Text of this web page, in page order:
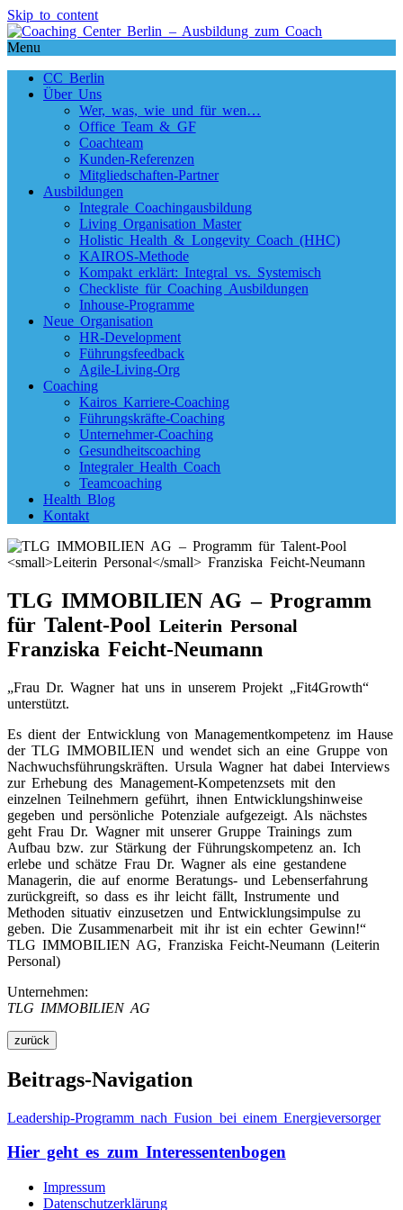
Skip to content
Menu
CC Berlin
Über Uns
Wer, was, wie und für wen…
Office Team & GF
Coachteam
Kunden-Referenzen
Mitgliedschaften-Partner
Ausbildungen
Integrale Coachingausbildung
Living Organisation Master
Holistic Health & Longevity Coach (HHC)
KAIROS-Methode
Kompakt erklärt: Integral vs. Systemisch
Checkliste für Coaching Ausbildungen
Inhouse-Programme
Neue Organisation
HR-Development
Führungsfeedback
Agile-Living-Org
Coaching
Kairos Karriere-Coaching
Führungskräfte-Coaching
Unternehmer-Coaching
Gesundheitscoaching
Integraler Health Coach
Teamcoaching
Health Blog
Kontakt
TLG IMMOBILIEN AG – Programm
für Talent-PoolLeiterin Personal
Franziska Feicht-Neumann
„Frau Dr. Wagner hat uns in unserem Projekt „Fit4Growth“
unterstützt.
Es dient der Entwicklung von Managementkompetenz im Hause
der TLG IMMOBILIEN und wendet sich an eine Gruppe von
Nachwuchsführungskräften. Ursula Wagner hat dabei Interviews
zur Erhebung des Management-Kompetenzsets mit den
einzelnen Teilnehmern geführt, ihnen Entwicklungshinweise
gegeben und persönliche Potenziale aufgezeigt. Als nächstes
geht Frau Dr. Wagner mit unserer Gruppe Trainings zum
Aufbau bzw. zur Stärkung der Führungskompetenz an. Ich
erlebe und schätze Frau Dr. Wagner als eine gestandene
Managerin, die auf enorme Beratungs- und Lebenserfahrung
zurückgreift, so dass es ihr leicht fällt, Instrumente und
Methoden situativ einzusetzen und Entwicklungsimpulse zu
geben. Die Zusammenarbeit mit ihr ist ein echter Gewinn!“
TLG IMMOBILIEN AG, Franziska Feicht-Neumann (Leiterin
Personal)
Unternehmen:
TLG IMMOBILIEN AG
Beitrags-Navigation
Leadership-Programm nach Fusion bei einem Energieversorger
Hier geht es zum Interessentenbogen
Impressum
Datenschutzerklärung